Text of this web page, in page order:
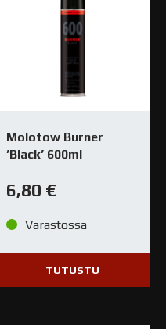
Molotow Burner
’Black’ 600ml
6,80 €
Varastossa
TUTUSTU